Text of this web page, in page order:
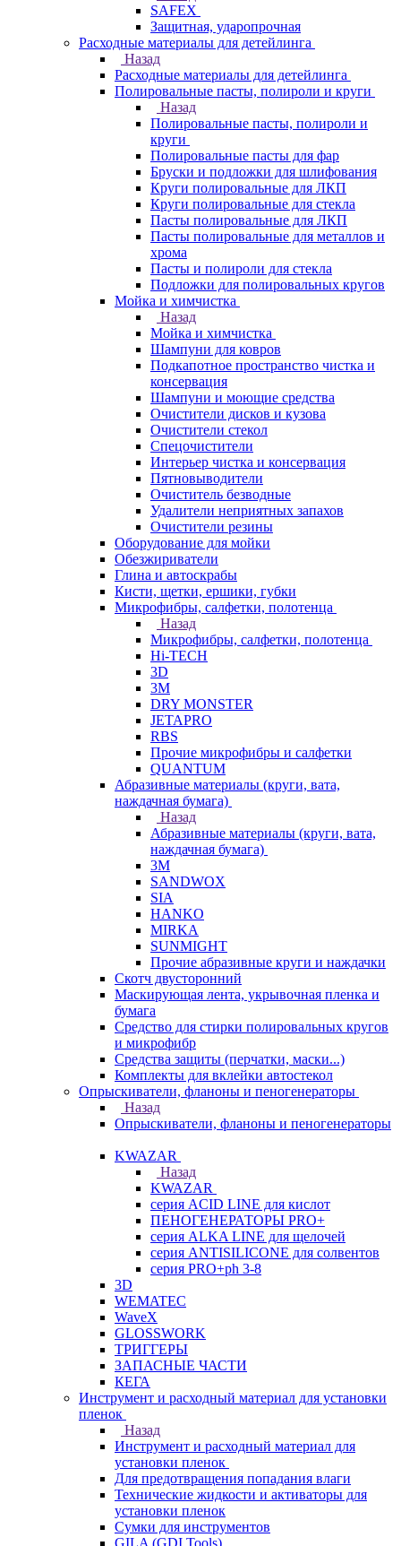
SAFEX
Защитная, ударопрочная
Расходные материалы для детейлинга
Назад
Расходные материалы для детейлинга
Полировальные пасты, полироли и круги
Назад
Полировальные пасты, полироли и
круги
Полировальные пасты для фар
Бруски и подложки для шлифования
Круги полировальные для ЛКП
Круги полировальные для стекла
Пасты полировальные для ЛКП
Пасты полировальные для металлов и
хрома
Пасты и полироли для стекла
Подложки для полировальных кругов
Мойка и химчистка
Назад
Мойка и химчистка
Шампуни для ковров
Подкапотное пространство чистка и
консервация
Шампуни и моющие средства
Очистители дисков и кузова
Очистители стекол
Спецочистители
Интерьер чистка и консервация
Пятновыводители
Очиститель безводные
Удалители неприятных запахов
Очистители резины
Оборудование для мойки
Обезжириватели
Глина и автоскрабы
Кисти, щетки, ершики, губки
Микрофибры, салфетки, полотенца
Назад
Микрофибры, салфетки, полотенца
Hi-TECH
3D
3М
DRY MONSTER
JETAPRO
RBS
Прочие микрофибры и салфетки
QUANTUM
Абразивные материалы (круги, вата,
наждачная бумага)
Назад
Абразивные материалы (круги, вата,
наждачная бумага)
3М
SANDWOX
SIA
HANKO
MIRKA
SUNMIGHT
Прочие абразивные круги и наждачки
Скотч двусторонний
Маскирующая лента, укрывочная пленка и
бумага
Средство для стирки полировальных кругов
и микрофибр
Средства защиты (перчатки, маски...)
Комплекты для вклейки автостекол
Опрыскиватели, фланоны и пеногенераторы
Назад
Опрыскиватели, фланоны и пеногенераторы
KWAZAR
Назад
KWAZAR
серия ACID LINE для кислот
ПЕНОГЕНЕРАТОРЫ PRO+
серия ALKA LINE для щелочей
серия ANTISILICONE для солвентов
серия PRO+ph 3-8
3D
WEMATEC
WaveX
GLOSSWORK
ТРИГГЕРЫ
ЗАПАСНЫЕ ЧАСТИ
КЕГА
Инструмент и расходный материал для установки
пленок
Назад
Инструмент и расходный материал для
установки пленок
Для предотвращения попадания влаги
Технические жидкости и активаторы для
установки пленок
Сумки для инструментов
GILA (GDI Tools)